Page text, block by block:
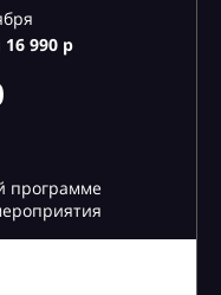
16990 р
программе